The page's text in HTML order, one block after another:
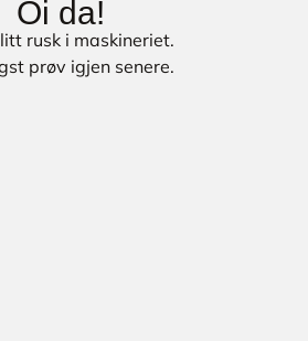
Oi da!
rusk i maskineriet.
prøv igjen senere.